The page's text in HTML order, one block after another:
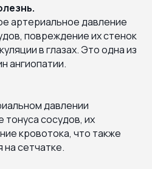
артериальное давление
повреждение их стенок
в глазах. Это одна из
ангиопатии.
давлении
сосудов, их
кровотока, что также
на сетчатке.